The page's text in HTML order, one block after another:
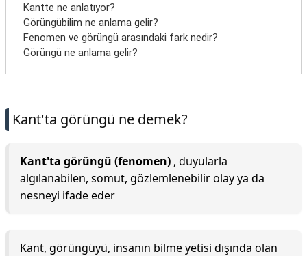
Kantte ne anlatıyor?
Görüngübilim ne anlama gelir?
Fenomen ve görüngü arasındaki fark nedir?
Görüngü ne anlama gelir?
Kant'ta görüngü ne demek?
Kant'ta görüngü (fenomen) , duyularla
algılanabilen, somut, gözlemlenebilir olay ya da
nesneyi ifade eder
Kant, görüngüyü, insanın bilme yetisi dışında olan